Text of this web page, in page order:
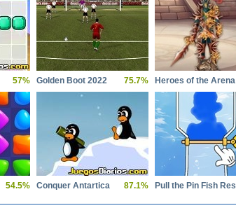
57% Golden Boot 2022 75.7% Heroes of the Arena
54.5% Conquer Antartica 87.1%